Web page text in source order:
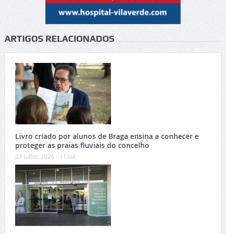
ARTIGOS RELACIONADOS
Livro criado por alunos de Braga ensina a conhecer e
proteger as praias fluviais do concelho
23 Julho, 2026 - 11:04